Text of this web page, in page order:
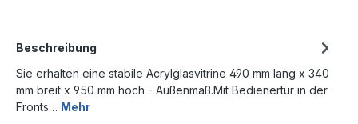
Beschreibung
Sie erhalten eine stabile Acrylglasvitrine 490 mm lang x 340
mm breit x 950 mm hoch - Außenmaß.Mit Bedienertür in der
Fronts… Mehr